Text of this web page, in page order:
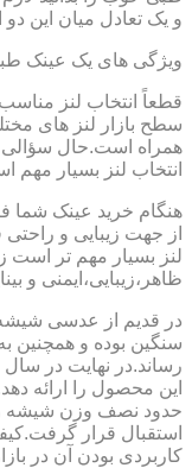
و یک تعادل میان این دو
ویژگی های یک عینک
قطعاً انتخاب لنز
سطح بازار لنز های
همراه است.حال
انتخاب لنز بسیار مهم
هنگام خرید عینک شما
از جهت زیبایی و
لنز بسیار مهم تر است
ظاهر،زیبایی،ایمنی و
در قدیم از عدسی
سنگین بوده و
این محصول را ارائه
حدود نصف وزن شیشه
استقبال قرار
کاربردی بودن آن در